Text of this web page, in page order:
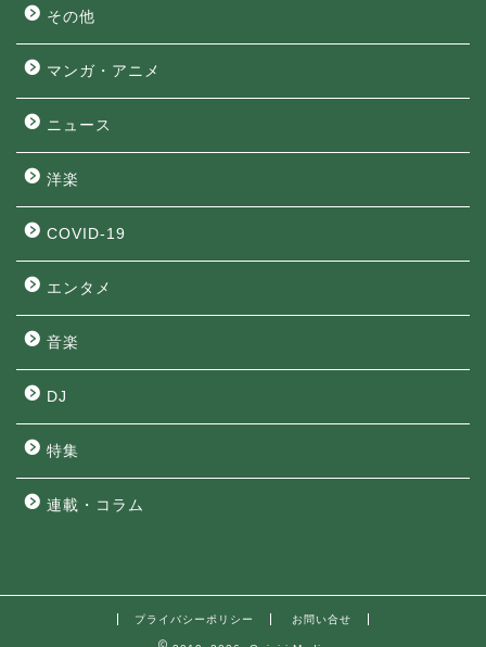
その他
マンガ・アニメ
ニュース
洋楽
COVID-19
エンタメ
音楽
DJ
特集
連載・コラム
プライバシーポリシー お問い合せ